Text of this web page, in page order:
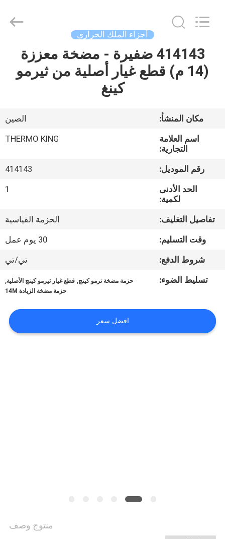
المنزل
حولنا
المصنع
مراقبة
الجودة
اتصل
أخبار
INDUSTRY
Reserved.
أجزاء الملك الحراري
414143 ضفيرة - مضخة معززة
(14 م) قطع غيار أصلية من ثيرمو
كينغ
مكان المنشأ:
الصين
اسم العلامة
التجارية:
THERMO KING
رقم الموديل:
414143
الحد الأدنى
لكمية:
1
تفاصيل التغليف:
الحزمة القياسية
وقت التسليم:
30 يوم عمل
شروط الدفع:
تي/تي
تسليط الضوء:
حزمة مضخة ترمو كينج, قطع غيار ثيرمو كينج الأصلية,
حزمة مضخة الزيادة 14M
افضل سعر
منتوج وصف